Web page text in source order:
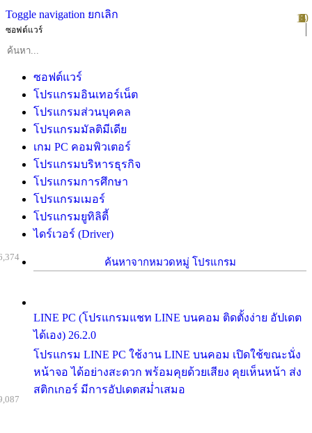
Toggle navigation ยกเลิก
ซอฟต์แวร์
ซอฟต์แวร์
โปรแกรมอินเทอร์เน็ต
โปรแกรมส่วนบุคคล
โปรแกรมมัลติมีเดีย
เกม PC คอมพิวเตอร์
โปรแกรมบริหารธุรกิจ
โปรแกรมการศึกษา
โปรแกรมเมอร์
โปรแกรมยูทิลิตี้
ไดร์เวอร์ (Driver)
ค้นหาจากหมวดหมู่ โปรแกรม
LINE PC (โปรแกรมแชท LINE บนคอม ติดตั้งง่าย อัปเดต
ได้เอง) 26.2.0
โปรแกรม LINE PC ใช้งาน LINE บนคอม เปิดใช้ขณะนั่ง
หน้าจอ ได้อย่างสะดวก พร้อมคุยด้วยเสียง คุยเห็นหน้า ส่ง
สติกเกอร์ มีการอัปเดตสม่ำเสมอ
1
2
3
4
5
6
7
8
9
10